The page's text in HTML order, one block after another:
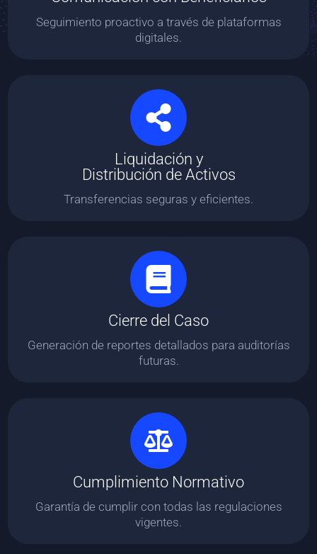
Seguimiento proactivo a través de plataformas
digitales.
Liquidación y
Distribución de Activos
Transferencias seguras y eficientes.
Cierre del Caso
Generación de reportes detallados para auditorías
futuras.
Cumplimiento Normativo
Garantía de cumplir con todas las regulaciones
vigentes.